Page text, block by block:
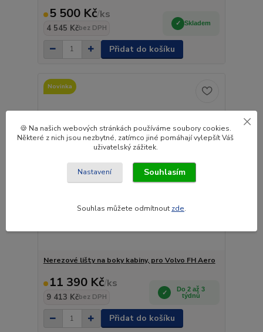
5 500 Kč/ks
4 545 Kčbez DPH
Skladem
Přidat do košíku
Novinka
Nerezové lišty na boky kabiny, pro Volvo FH Aero
11 390 Kč/ks
9 413 Kčbez DPH
Do 2 až 3
týdnů
Přidat do košíku
🍪 Na našich webových stránkách používáme soubory cookies.
Některé z nich jsou nezbytné, zatímco jiné pomáhají vylepšít Váš
uživatelský zážitek.
Nastavení Souhlasím
Souhlas můžete odmítnout zde.